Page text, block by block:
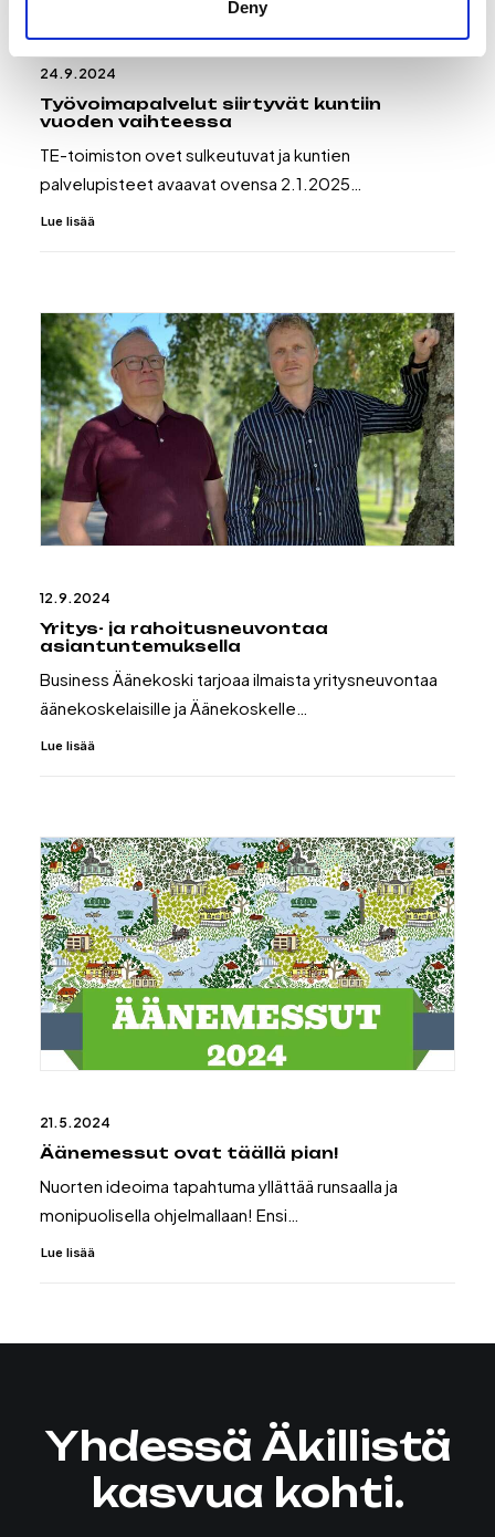
Deny
24.9.2024
Työvoimapalvelut siirtyvät kuntiin
vuoden vaihteessa
TE-toimiston ovet sulkeutuvat ja kuntien
palvelupisteet avaavat ovensa 2.1.2025…
Lue lisää
12.9.2024
Yritys- ja rahoitusneuvontaa
asiantuntemuksella
Business Äänekoski tarjoaa ilmaista yritysneuvontaa
äänekoskelaisille ja Äänekoskelle…
Lue lisää
21.5.2024
Äänemessut ovat täällä pian!
Nuorten ideoima tapahtuma yllättää runsaalla ja
monipuolisella ohjelmallaan! Ensi…
Lue lisää
Yhdessä Äkillistä
kasvua kohti.